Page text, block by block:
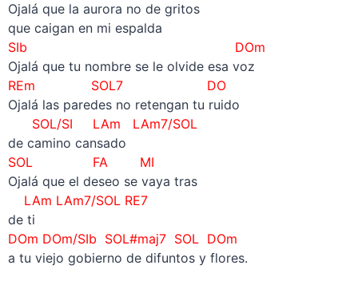
Ojalá que la aurora no de gritos
que caigan en mi espalda
SIb DOm
Ojalá que tu nombre se le olvide esa voz
REm SOL7 DO
Ojalá las paredes no retengan tu ruido
SOL/SI LAm LAm7/SOL
de camino cansado
SOL FA MI
Ojalá que el deseo se vaya tras
LAm LAm7/SOL RE7
de ti
DOm DOm/SIb SOL#maj7 SOL DOm
a tu viejo gobierno de difuntos y flores.